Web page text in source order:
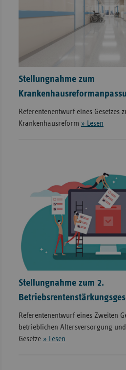
Stellungnahme zum
Referentenentwurf eines Gesetzes
Krankenhausreform » Lesen
Stellungnahme zum 2.
Referentenentwurf eines Zweiten
betrieblichen Altersversorgung
Gesetze » Lesen